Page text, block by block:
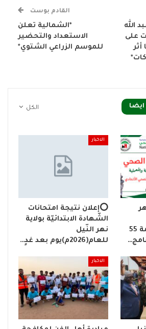
الله
على
القادم بوست
*الشمالية تعلن
الاستعداد والتحضير
للموسم الزراعي الشتوي*
الكل
ومعدات طبية بقيمة 55
الاخبار
⭕إعلان نتيجة امتحانات
الشّهادة الابتدائيّة بولاية
نهر النّيل
للعام(2026م)يوم بعد غدٍ…
الاخبار